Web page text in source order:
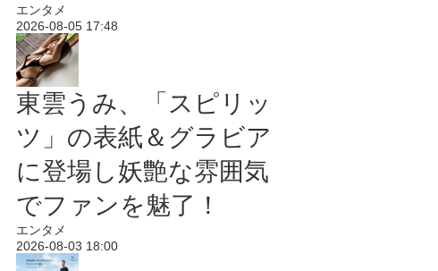
エンタメ
2026-08-05 17:48
東雲うみ、「スピリッ
ツ」の表紙＆グラビア
に登場し妖艶な雰囲気
でファンを魅了！
エンタメ
2026-08-03 18:00